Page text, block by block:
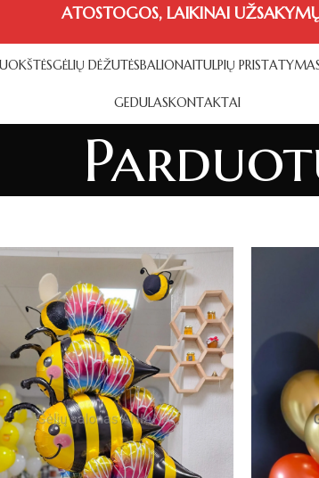
ATOSTOGOS, LAIKINAI
GĖLIŲ DĖŽUTĖSBALIONAITULPIŲ
GEDULASKONTAKTAI